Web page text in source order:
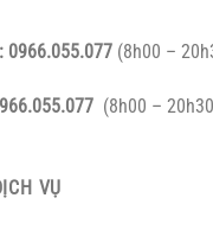
0966.055.077 (8h00 –
(8h00 –
VỤ